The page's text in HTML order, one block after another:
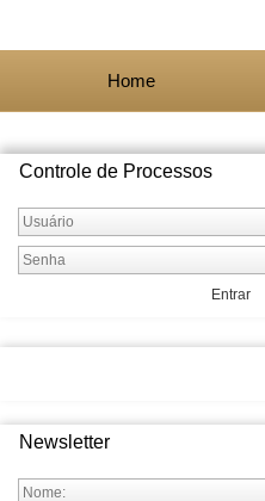
Home
Controle de Processos
Entrar
Newsletter